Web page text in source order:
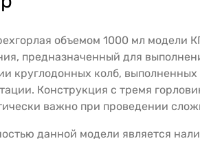
объемом 1000 мл модели
предназначенный для
круглодонных колб,
Конструкция с тремя
важно при проведении
данной модели является